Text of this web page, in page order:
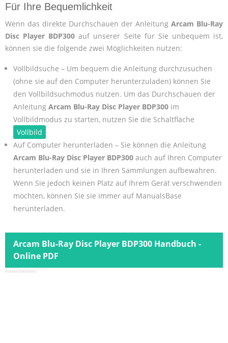
Für Ihre Bequemlichkeit
Wenn das direkte Durchschauen der Anleitung Arcam Blu-Ray
Disc Player BDP300 auf unserer Seite für Sie unbequem ist,
können sie die folgende zwei Möglichkeiten nutzen:
Vollbildsuche – Um bequem die Anleitung durchzusuchen
(ohne sie auf den Computer herunterzuladen) können Sie
den Vollbildsuchmodus nutzen. Um das Durchschauen der
Anleitung Arcam Blu-Ray Disc Player BDP300im
Vollbildmodus zu starten, nutzen Sie die Schaltfläche
Vollbild
Auf Computer herunterladen – Sie können die Anleitung
Arcam Blu-Ray Disc Player BDP300auch auf Ihren Computer
herunterladen und sie in Ihren Sammlungen aufbewahren.
Wenn Sie jedoch keinen Platz auf Ihrem Gerät verschwenden
möchten, können Sie sie immer auf ManualsBase
herunterladen.
Arcam Blu-Ray Disc Player BDP300 Handbuch -
Online PDF
Advertisement